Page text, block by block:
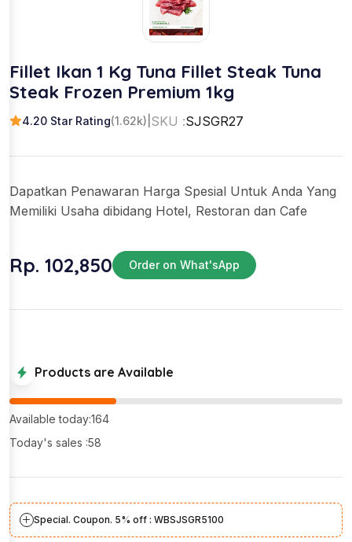
Fillet Ikan 1 Kg Tuna Fillet Steak Tuna
Steak Frozen Premium 1kg
4.20 Star Rating(1.62k) SKU :SJSGR27
Dapatkan Penawaran Harga Spesial Untuk Anda Yang
Memiliki Usaha dibidang Hotel, Restoran dan Cafe
Rp. 102,850 Order on What'sApp
Products are Available
Available today:164
Today's sales :58
Special. Coupon. 5% off : WBSJSGR5100